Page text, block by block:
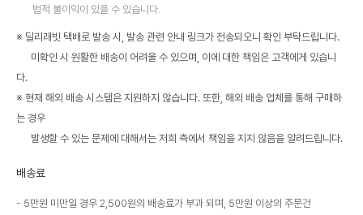
법적 불이익이 있을 수 있습니다.
※ 딜리래빗 택배로 발송 시, 발송 관련 안내 링크가 전송되오니 확인 부탁드립니다.
미확인 시 원활한 배송이 어려울 수 있으며, 이에 대한 책임은 고객에게 있습니
다.
※ 현재 해외 배송 시스템은 지원하지 않습니다. 또한, 해외 배송 업체를 통해 구매하
는 경우
발생할 수 있는 문제에 대해서는 저희 측에서 책임을 지지 않음을 알려드립니다.
배송료
5만원 미만일 경우 2,500원의 배송료가 부과 되며, 5만원 이상의 주문건